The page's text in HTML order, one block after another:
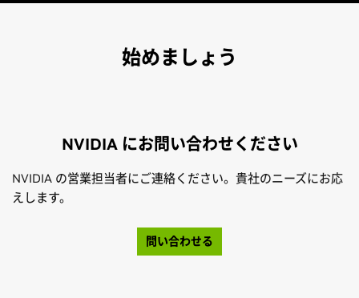
始めましょう
NVIDIA にお問い合わせください
NVIDIA の営業担当者にご連絡ください。貴社のニーズにお応
えします。
問い合わせる